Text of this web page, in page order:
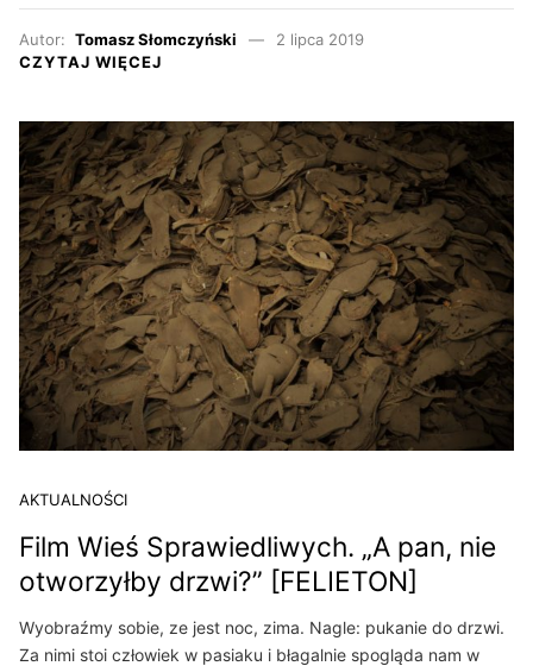
Autor: Tomasz Słomczyński
2 lipca 2019
CZYTAJ WIĘCEJ
AKTUALNOŚCI
Film Wieś Sprawiedliwych. „A pan, nie
otworzyłby drzwi?” [FELIETON]
Wyobraźmy sobie, ze jest noc, zima. Nagle: pukanie do drzwi.
Za nimi stoi człowiek w pasiaku i błagalnie spogląda nam w